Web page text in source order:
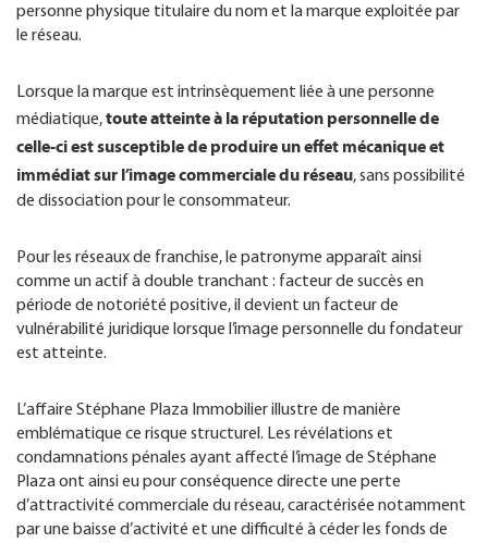
personne physique titulaire du nom et la marque exploitée par
le réseau.
Lorsque la marque est intrinsèquement liée à une personne
médiatique,toute atteinte à la réputation personnelle de
celle-ci est susceptible de produire un effet mécanique et
immédiat sur l’image commerciale du réseau, sans possibilité
de dissociation pour le consommateur.
Pour les réseaux de franchise, le patronyme apparaît ainsi
comme un actif à double tranchant : facteur de succès en
période de notoriété positive, il devient un facteur de
vulnérabilité juridique lorsque l’image personnelle du fondateur
est atteinte.
L’affaire Stéphane Plaza Immobilier illustre de manière
emblématique ce risque structurel. Les révélations et
condamnations pénales ayant affecté l’image de Stéphane
Plaza ont ainsi eu pour conséquence directe une perte
d’attractivité commerciale du réseau, caractérisée notamment
par une baisse d’activité et une difficulté à céder les fonds de